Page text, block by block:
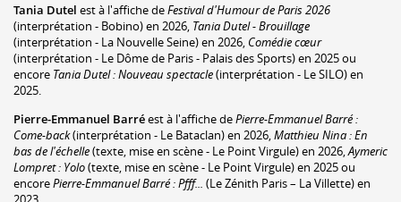
Tania Dutel est à l'affiche deFestival d'Humour de Paris 2026
(interprétation - Bobino) en 2026, Tania Dutel - Brouillage
(interprétation - La Nouvelle Seine) en 2026, Comédie cœur
(interprétation - Le Dôme de Paris - Palais des Sports) en 2025 ou
encore Tania Dutel : Nouveau spectacle(interprétation - Le SILO) en
2025.
Pierre-Emmanuel Barréest à l'affiche dePierre-Emmanuel Barré :
Come-back(interprétation - Le Bataclan) en 2026,Matthieu Nina : En
bas de l'échelle(texte, mise en scène - Le Point Virgule) en 2026,Aymeric
Lompret : Yolo(texte, mise en scène - Le Point Virgule) en 2025 ou
encorePierre-Emmanuel Barré : Pfff... (Le Zénith Paris – La Villette) en